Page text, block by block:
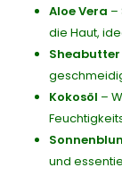
Aloe Vera –
die Haut,
Sheabutter
Kokosöl –
und